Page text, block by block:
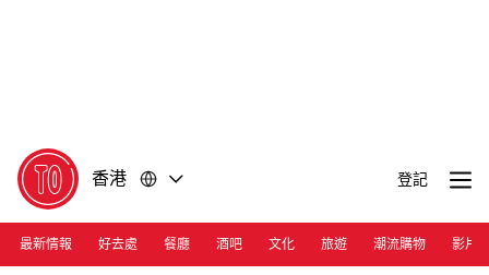
香港 登記
最新情報 好去處 餐廳 酒吧 文化 旅遊 潮流購物 影片
Photograph: Courtesy The Peak Lookout